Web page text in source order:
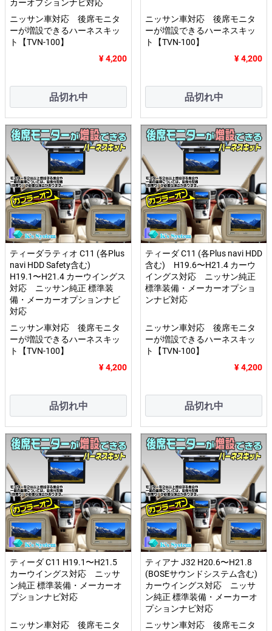
カーオプションナビ対応
ニッサン車対応 後席モニタ
ーが増設できるハーネスキッ
ト【TVN-100】
¥ 4,200
品切れ中
ニッサン車対応 後席モニタ
ーが増設できるハーネスキッ
ト【TVN-100】
¥ 4,200
品切れ中
ティーダラティオ C11 (各Plus
navi HDD Safety含む)
H19.1〜H21.4 カーウイングス
対応 ニッサン純正 標準装
備・メーカーオプションナビ
対応
ニッサン車対応 後席モニタ
ーが増設できるハーネスキッ
ト【TVN-100】
¥ 4,200
品切れ中
ティーダ C11 (各Plus navi HDD
含む) H19.6〜H21.4 カーウ
イングス対応 ニッサン純正
標準装備・メーカーオプショ
ンナビ対応
ニッサン車対応 後席モニタ
ーが増設できるハーネスキッ
ト【TVN-100】
¥ 4,200
品切れ中
ティーダ C11 H19.1〜H21.5
カーウイングス対応 ニッサ
ン純正 標準装備・メーカーオ
プションナビ対応
ニッサン車対応 後席モニタ
ティアナ J32 H20.6〜H21.8
(BOSEサウンドシステム含む)
カーウイングス対応 ニッサ
ン純正 標準装備・メーカーオ
プションナビ対応
ニッサン車対応 後席モニタ